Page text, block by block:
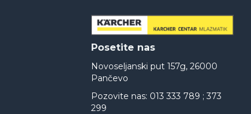
Posetite nas
Novoseljanski put 157g, 26000
Pančevo
Pozovite nas: 013 333 789 ; 373
299